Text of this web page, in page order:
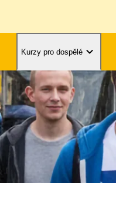
Kurzy pro dospělé